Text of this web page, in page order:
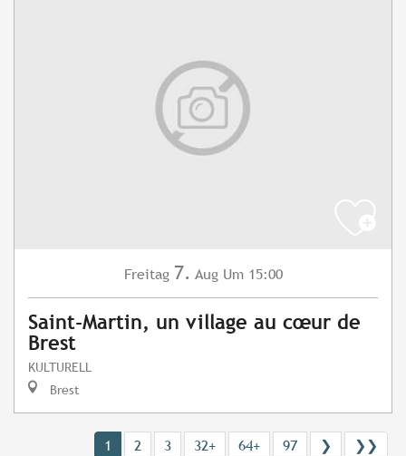
Freitag 7. Aug Um 15:00
Saint-Martin, un village au cœur de
Brest
KULTURELL
Brest
1 2 3 32+ 64+ 97 ❯ ❯❯